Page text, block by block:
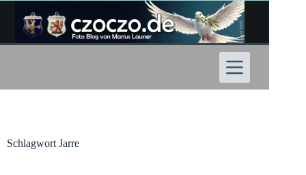
Inhalt
springen
Schlagwort Jarre